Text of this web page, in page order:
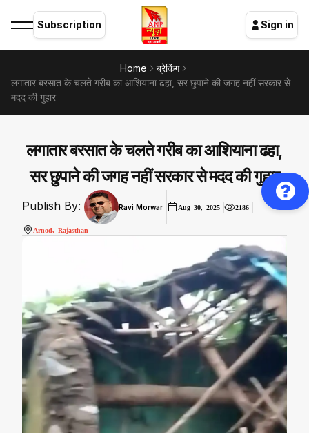
Subscription Sign in
Home
ब्रेकिंग
लगातार बरसात के चलते गरीब का आशियाना ढहा, सर छुपाने की जगह नहीं सरकार से
मदद की गुहार
लगातार बरसात के चलते गरीब का आशियाना ढहा,
सर छुपाने की जगह नहीं सरकार से मदद की गुहार
Publish By: Ravi Morwar Aug 30, 2025 2186
Arnod, Rajasthan